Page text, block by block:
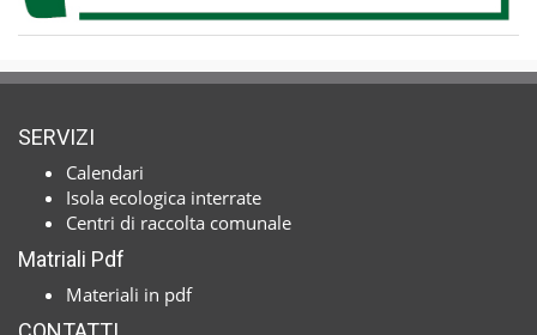
SERVIZI
Calendari
Isola ecologica interrate
Centri di raccolta comunale
Matriali Pdf
Materiali in pdf